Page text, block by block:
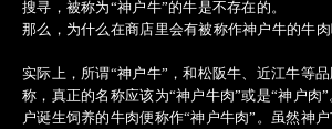
搜寻，被称为“神户牛”的牛是不存在的。
那么，为什么在商店里会有被称作神户牛的牛肉
实际上，所谓“神户牛”，和松阪牛、近江牛等
称，真正的名称应该为“神户牛肉”或是“神户肉
户诞生饲养的牛肉便称作“神户牛肉”。虽然神